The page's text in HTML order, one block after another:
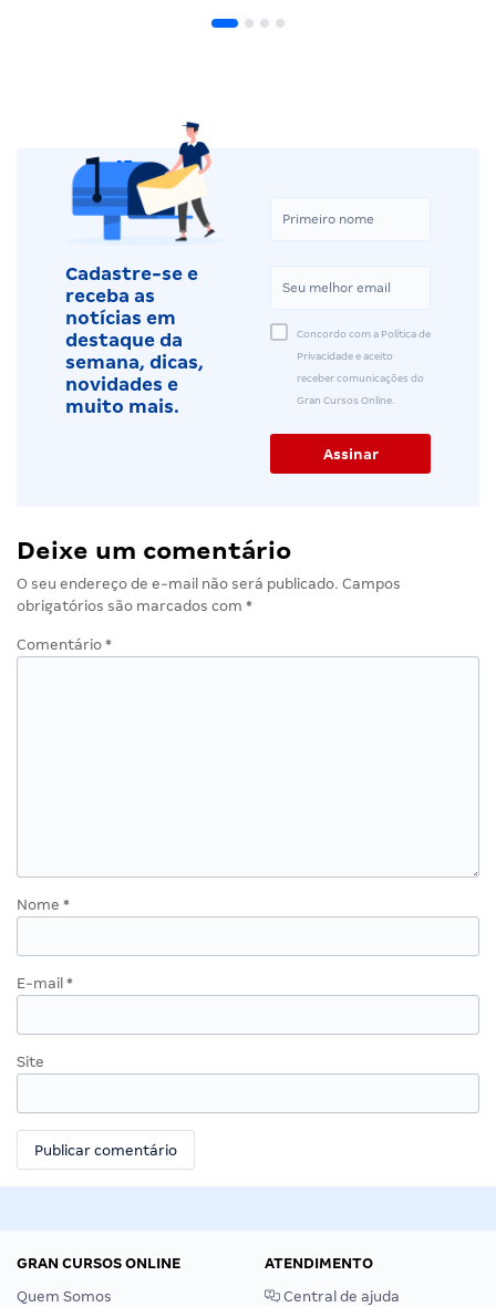
Cadastre-se e
receba as
notícias em
destaque da
semana, dicas,
novidades e
muito mais.
Concordo com a Política de
Privacidade e aceito
receber comunicações do
Gran Cursos Online.
Deixe um comentário
O seu endereço de e-mail não será publicado. Campos
obrigatórios são marcados com *
Comentário *
Nome *
E-mail *
Site
GRAN CURSOS ONLINE
Quem Somos
ATENDIMENTO
Central de ajuda